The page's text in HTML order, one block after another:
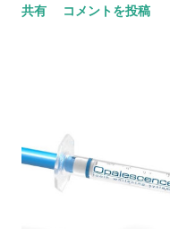
ルホワイトニング まずは
してきます。 「出来ると
で、今回はデュアルホワ
は一ヶ月間ホームホワイ
ちら ホームホワイ
共有 コメントを投稿